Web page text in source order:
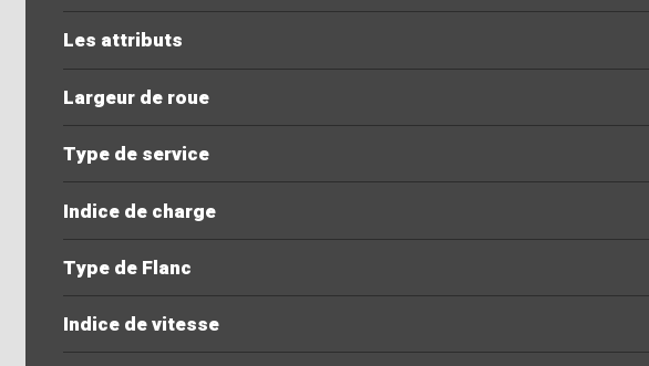
Les attributs
Largeur de roue
Type de service
Indice de charge
Type de Flanc
Indice de vitesse